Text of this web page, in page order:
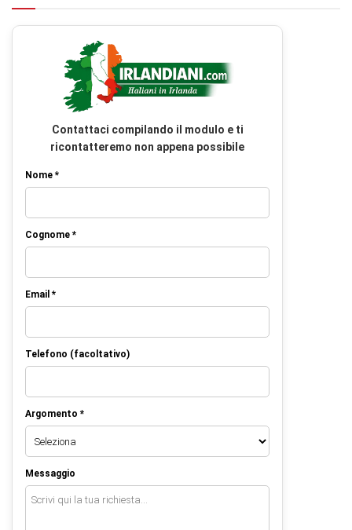
Contattaci compilando il modulo e ti
ricontatteremo non appena possibile
Nome *
Cognome *
Email *
Telefono (facoltativo)
Argomento *
Messaggio